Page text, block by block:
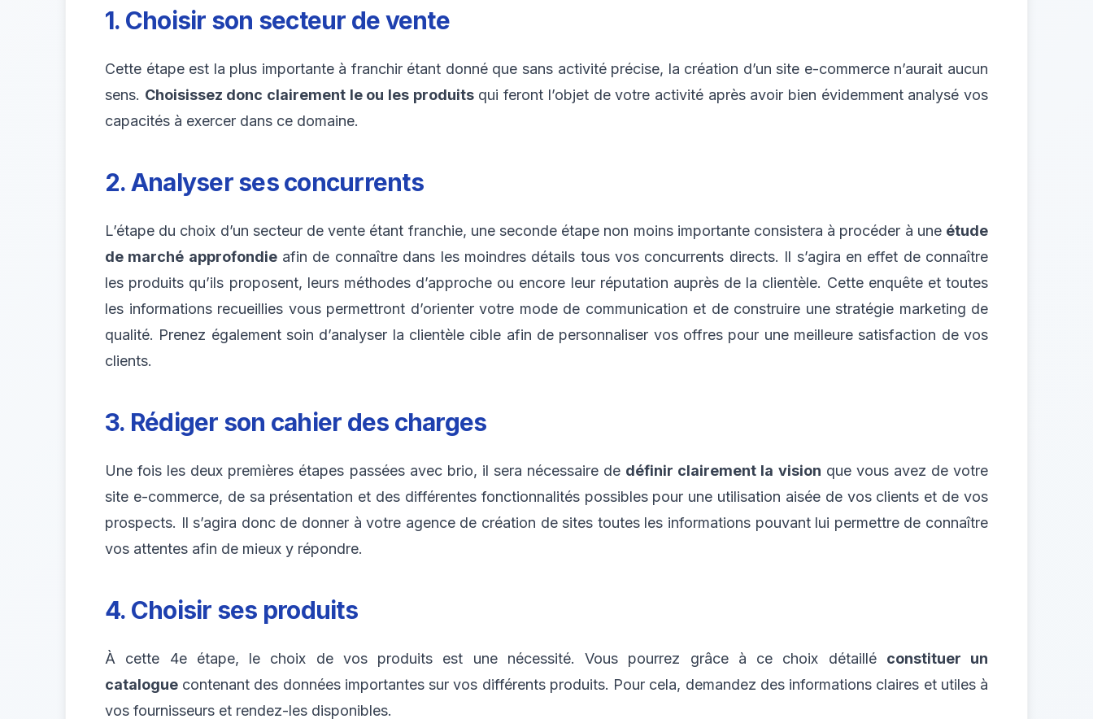
1. Choisir son secteur de vente
Cette étape est la plus importante à franchir étant donné que sans activité précise, la création d’un site e-commerce n’aurait aucun
sens. Choisissez donc clairement le ou les produitsqui feront l’objet de votre activité après avoir bien évidemment analysé vos
capacités à exercer dans ce domaine.
2. Analyser ses concurrents
L’étape du choix d’un secteur de vente étant franchie, une seconde étape non moins importante consistera à procéder à une étude
de marché approfondieafin de connaître dans les moindres détails tous vos concurrents directs. Il s’agira en effet de connaître
les produits qu’ils proposent, leurs méthodes d’approche ou encore leur réputation auprès de la clientèle. Cette enquête et toutes
les informations recueillies vous permettront d’orienter votre mode de communication et de construire une stratégie marketing de
qualité. Prenez également soin d’analyser la clientèle cible afin de personnaliser vos offres pour une meilleure satisfaction de vos
clients.
3. Rédiger son cahier des charges
Une fois les deux premières étapes passées avec brio, il sera nécessaire de définir clairement la vision que vous avez de votre
site e-commerce, de sa présentation et des différentes fonctionnalités possibles pour une utilisation aisée de vos clients et de vos
prospects. Il s’agira donc de donner à votre agence de création de sites toutes les informations pouvant lui permettre de connaître
vos attentes afin de mieux y répondre.
4. Choisir ses produits
À cette 4e étape, le choix de vos produits est une nécessité. Vous pourrez grâce à ce choix détaillé constituer un
catalogue contenant des données importantes sur vos différents produits. Pour cela, demandez des informations claires et utiles à
vos fournisseurs et rendez-les disponibles.